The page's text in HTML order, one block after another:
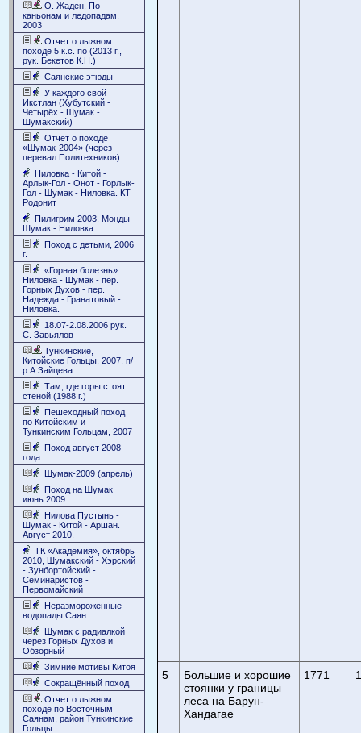
О. Жаден. По
каньонам и ледопадам.
2003
Отчет о лыжном
походе 5 к.с. по (2013 г.,
рук. Бекетов К.Н.)
Саянские этюды
У каждого свой
Икстлан (Хубутский -
Четырёх - Шумак -
Шумакский)
Отчёт о походе
«Шумак-2004» (через
перевал Политехников)
Ниловка - Китой -
Арлык-Гол - Онот - Горлык-
Гол - Шумак - Ниловка. КТ
Родонит
Пилигрим 2003. Монды -
Шумак - Ниловка.
Поход с детьми, 2006
г.
«Горная болезнь».
Ниловка - Шумак - пер.
Горных Духов - пер.
Надежда - Гранатовый -
Ниловка.
18.07-2.08.2006 рук.
С. Завьялов
Тункинские,
Китойские Гольцы, 2007, п/
р А.Зайцева
Там, где горы стоят
стеной (1988 г.)
Пешеходный поход
по Китойским и
Тункинским Гольцам, 2007
Поход август 2008
года
Шумак-2009 (апрель)
Поход на Шумак
июнь 2009
Нилова Пустынь -
Шумак - Китой - Аршан.
Август 2010.
ТК «Академия», октябрь
2010, Шумакский - Хэрский
- Зунбортойский -
Семинаристов -
Первомайский
Неразмороженные
водопады Саян
Шумак с радиалкой
через Горных Духов и
Обзорный
Зимние мотивы Китоя
Сокращённый поход
Отчет о лыжном
походе по Восточным
Саянам, район Тункинские
Гольцы
5
Большие и хорошие
стоянки у границы
леса на Барун-
Хандагае
1771